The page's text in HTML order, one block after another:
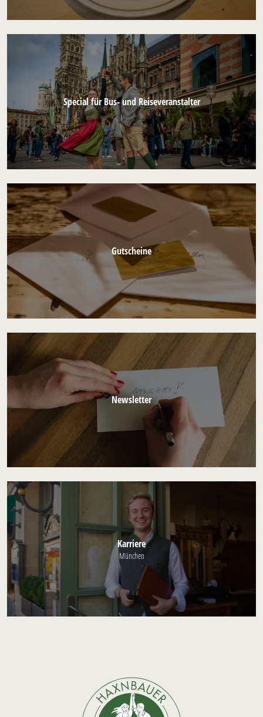
Special für Bus- und Reiseveranstalter
Gutscheine
Newsletter
Karriere
München